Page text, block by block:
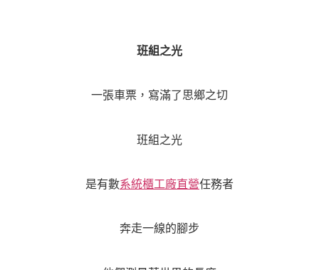
班組之光
一張車票，寫滿了思鄉之切
班組之光
是有數系統櫃工廠直營任務者
奔走一線的腳步